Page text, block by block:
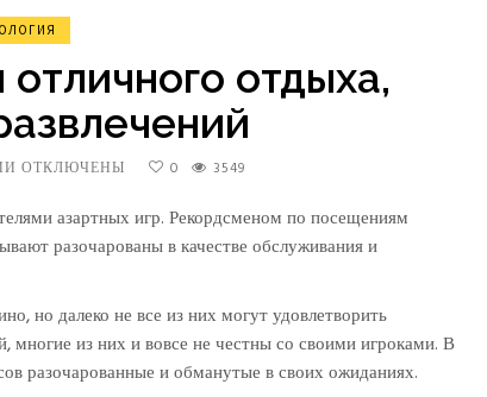
отдыха,
К
ВУЛКАН
ДЛЯ
ДОХОДОВ
И
РАЗВЛЕЧЕНИЙ
ОТКЛЮЧЕНЫ 0 3549
азартных игр. Рекордсменом по посещениям
разочарованы в качестве обслуживания и
но далеко не все из них могут удовлетворить
многие из них и вовсе не честны со своими игроками. В
разочарованные и обманутые в своих ожиданиях.